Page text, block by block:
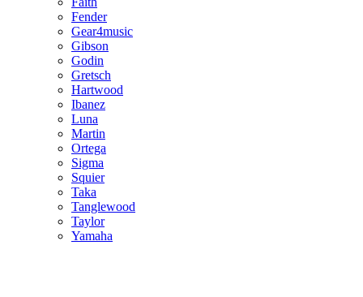
Fender
Gear4music
Gibson
Godin
Gretsch
Hartwood
Ibanez
Luna
Martin
Ortega
Sigma
Squier
Taka
Tanglewood
Taylor
Yamaha